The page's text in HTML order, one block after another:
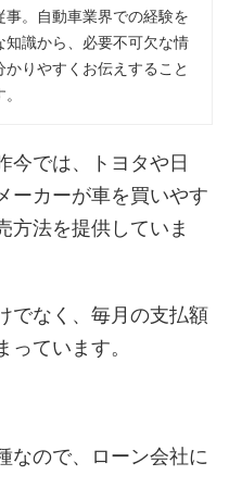
事。自動車業界での経験を
知識から、必要不可欠な情
りやすくお伝えすること
今では、トヨタや日
ーカーが車を買いやす
方法を提供していま
でなく、毎月の支払額
ています。
なので、ローン会社に